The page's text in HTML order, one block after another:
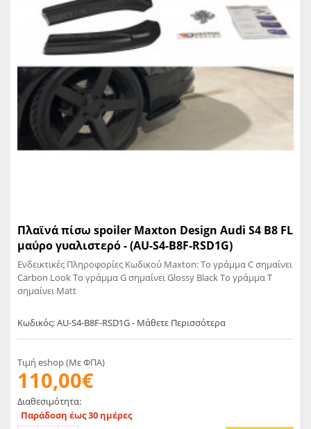
Πλαϊνά πίσω spoiler Maxton Design Audi S4 B8 FL
μαύρο γυαλιστερό - (AU-S4-B8F-RSD1G)
Ενδεικτικές Πληροφορίες Κωδικού Maxton: Το γράμμα C σημαίνει
Carbon Look Το γράμμα G σημαίνει Glossy Black Το γράμμα T
σημαίνει Matt
Κωδικός: AU-S4-B8F-RSD1G - Μάθετε Περισσότερα
Τιμή eshop (Με ΦΠΑ)
110,00€
Διαθεσιμότητα:
Παράδοση έως 30 ημέρες